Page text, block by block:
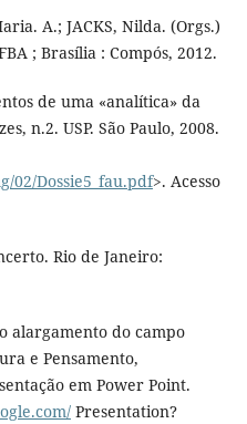
A.; JACKS, Nilda. (Orgs.)
; Brasília : Compós, 2012.
de uma «analítica» da
n.2. USP. São Paulo, 2008.
02/Dossie5_fau.pdf>. Acesso
Rio de Janeiro:
alargamento do campo
e Pensamento,
em Power Point.
Presentation?